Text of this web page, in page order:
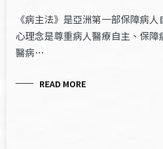
《病主法》是亞洲第一部保障病
心理念是尊重病人醫療自主、保
醫病…
READ MORE